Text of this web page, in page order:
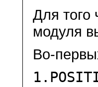
Для того
модуля
Во-
1.